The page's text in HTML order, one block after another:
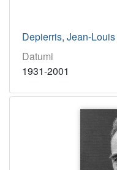
Depierris, Jean-Louis
Datumi
1931-2001